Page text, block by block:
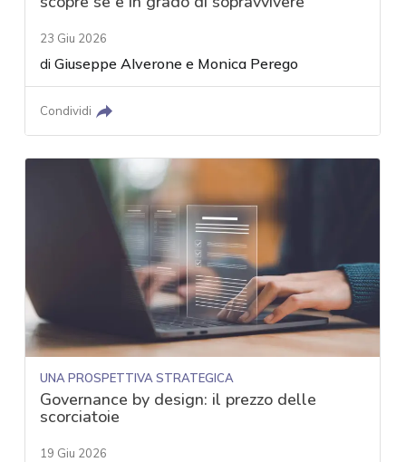
23 Giu 2026
diGiuseppe Alverone e Monica Perego
Condividi
UNA PROSPETTIVA STRATEGICA
Governance by design: il prezzo delle
scorciatoie
19 Giu 2026